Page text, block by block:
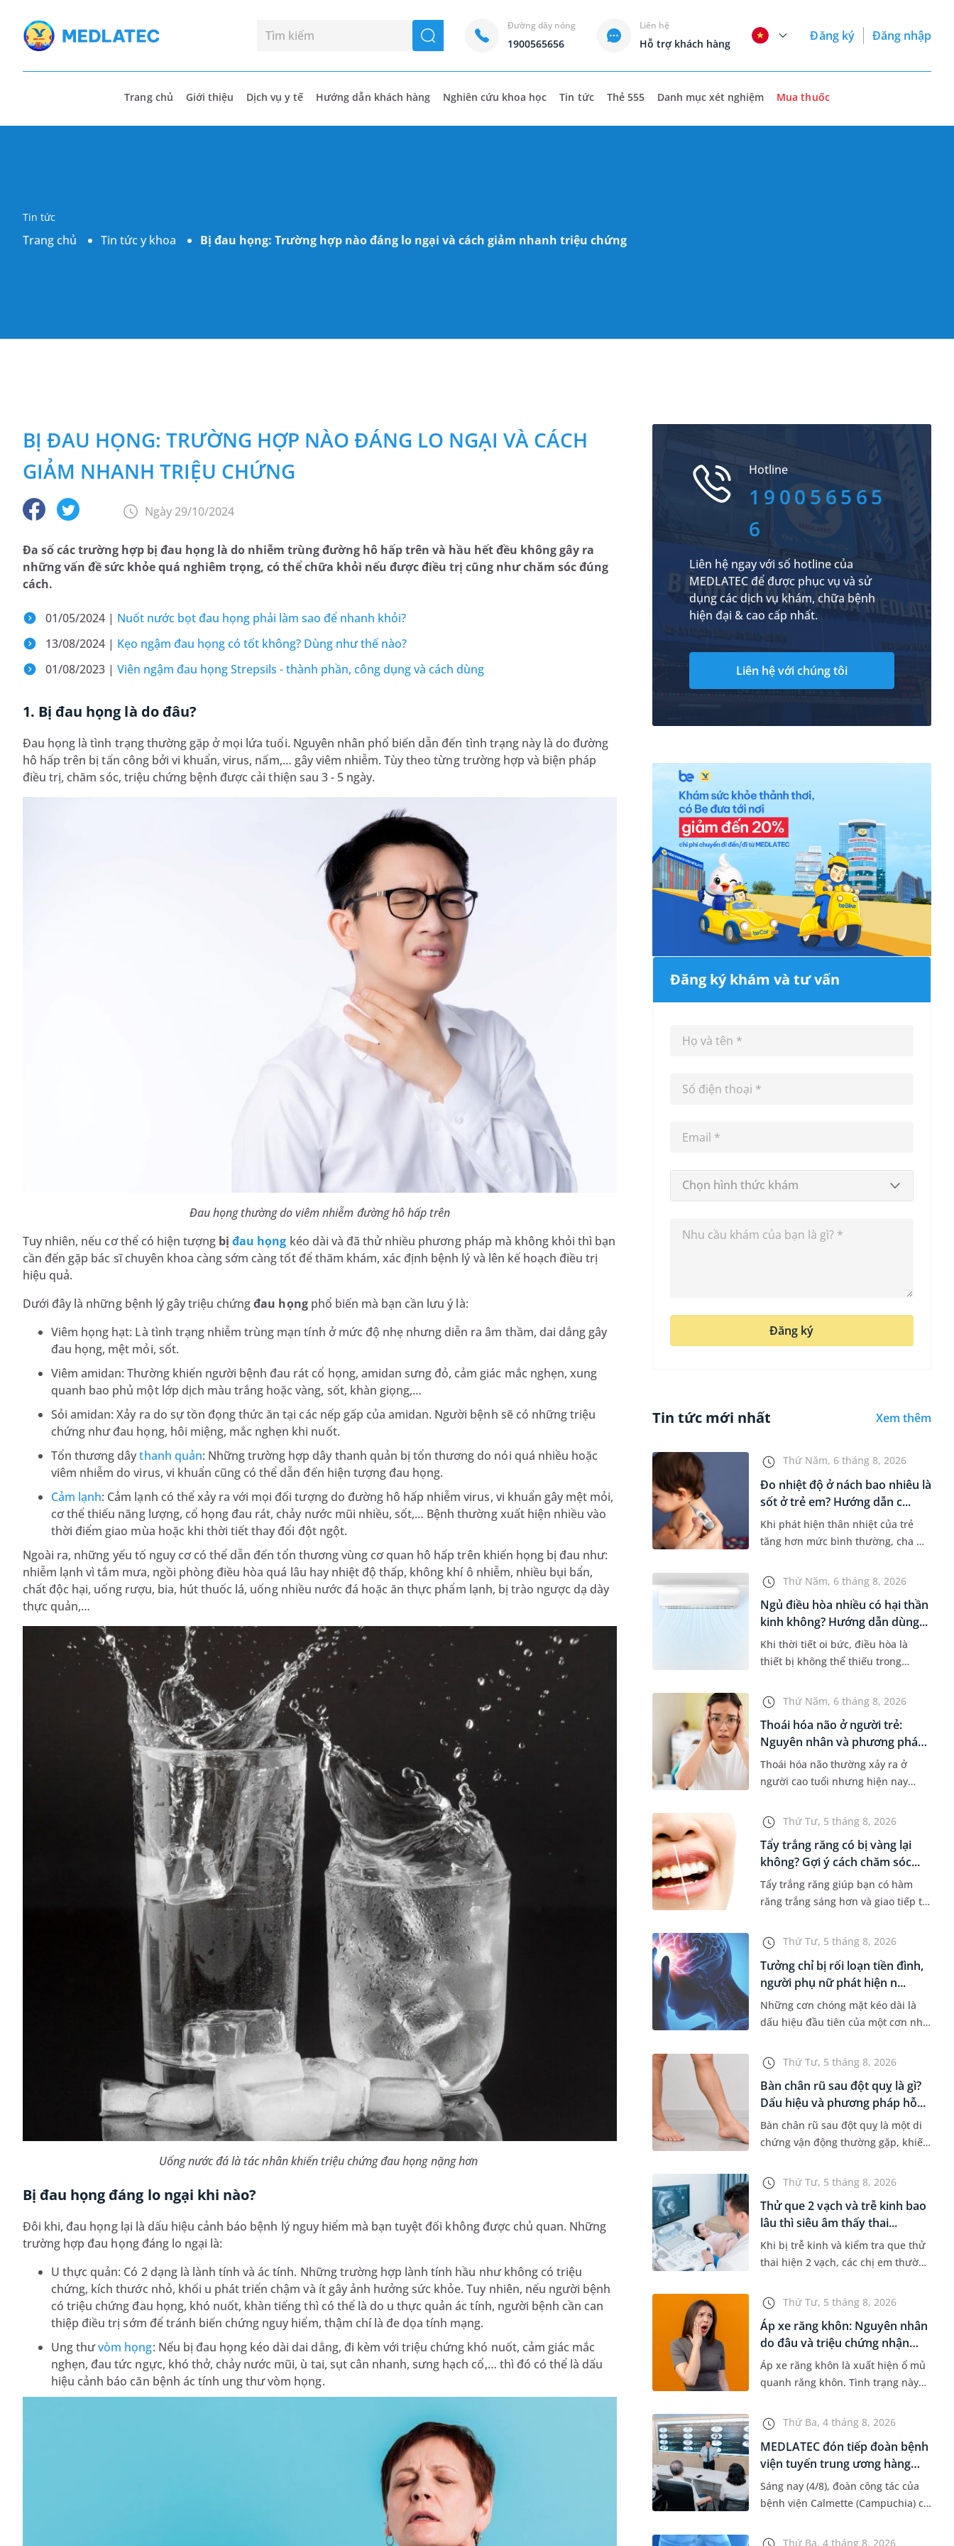
seach
Đường dây nóng
1900565656
Liên hệ
Hỗ trợ khách hàng
Đăng ký Đăng nhập
Trang chủ Giới thiệu Dịch vụ y tế Hướng dẫn khách hàng Nghiên cứu khoa học Tin tức Thẻ 555 Danh mục xét nghiệm Mua thuốc
Tin tức
Trang chủ Tin tức y khoa Bị đau họng: Trường hợp nào đáng lo ngại và cách giảm nhanh triệu chứng
BỊ ĐAU HỌNG: TRƯỜNG HỢP NÀO ĐÁNG LO NGẠI VÀ CÁCH
GIẢM NHANH TRIỆU CHỨNG
Ngày 29/10/2024
Đa số các trường hợp bị đau họng là do nhiễm trùng đường hô hấp trên và hầu hết đều không gây ra
những vấn đề sức khỏe quá nghiêm trọng, có thể chữa khỏi nếu được điều trị cũng như chăm sóc đúng
cách.
01/05/2024 | Nuốt nước bọt đau họng phải làm sao để nhanh khỏi?
13/08/2024 | Kẹo ngậm đau họng có tốt không? Dùng như thế nào?
01/08/2023 | Viên ngậm đau họng Strepsils - thành phần, công dụng và cách dùng
1. Bị đau họng là do đâu?
Đau họng là tình trạng thường gặp ở mọi lứa tuổi. Nguyên nhân phổ biến dẫn đến tình trạng này là do đường
hô hấp trên bị tấn công bởi vi khuẩn, virus, nấm,… gây viêm nhiễm. Tùy theo từng trường hợp và biện pháp
điều trị, chăm sóc, triệu chứng bệnh được cải thiện sau 3 - 5 ngày.
Đau họng thường do viêm nhiễm đường hô hấp trên
Tuy nhiên, nếu cơ thể có hiện tượng bịđau họng kéo dài và đã thử nhiều phương pháp mà không khỏi thì bạn
cần đến gặp bác sĩ chuyên khoa càng sớm càng tốt để thăm khám, xác định bệnh lý và lên kế hoạch điều trị
hiệu quả.
Dưới đây là những bệnh lý gây triệu chứngđau họng phổ biến mà bạn cần lưu ý là:
Viêm họng hạt: Là tình trạng nhiễm trùng mạn tính ở mức độ nhẹ nhưng diễn ra âm thầm, dai dẳng gây
đau họng, mệt mỏi, sốt.
Viêm amidan: Thường khiến người bệnh đau rát cổ họng, amidan sưng đỏ, cảm giác mắc nghẹn, xung
quanh bao phủ một lớp dịch màu trắng hoặc vàng, sốt, khàn giọng,…
Sỏi amidan: Xảy ra do sự tồn đọng thức ăn tại các nếp gấp của amidan. Người bệnh sẽ có những triệu
chứng như đau họng, hôi miệng, mắc nghẹn khi nuốt.
Tổn thương dâythanh quản: Những trường hợp dây thanh quản bị tổn thương do nói quá nhiều hoặc
viêm nhiễm do virus, vi khuẩn cũng có thể dẫn đến hiện tượng đau họng.
Cảm lạnh: Cảm lạnh có thể xảy ra với mọi đối tượng do đường hô hấp nhiễm virus, vi khuẩn gây mệt mỏi,
cơ thể thiếu năng lượng, cổ họng đau rát, chảy nước mũi nhiều, sốt,… Bệnh thường xuất hiện nhiều vào
thời điểm giao mùa hoặc khi thời tiết thay đổi đột ngột.
Ngoài ra, những yếu tố nguy cơ có thể dẫn đến tổn thương vùng cơ quan hô hấp trên khiến họng bị đau như:
nhiễm lạnh vì tắm mưa, ngồi phòng điều hòa quá lâu hay nhiệt độ thấp, không khí ô nhiễm, nhiều bụi bẩn,
chất độc hại, uống rượu, bia, hút thuốc lá, uống nhiều nước đá hoặc ăn thực phẩm lạnh, bị trào ngược dạ dày
thực quản,…
Uống nước đá là tác nhân khiến triệu chứng đau họng nặng hơn
Bị đau họng đáng lo ngại khi nào?
Đôi khi, đau họng lại là dấu hiệu cảnh báo bệnh lý nguy hiểm mà bạn tuyệt đối không được chủ quan. Những
trường hợp đau họng đáng lo ngại là:
U thực quản: Có 2 dạng là lành tính và ác tính. Những trường hợp lành tính hầu như không có triệu
chứng, kích thước nhỏ, khối u phát triển chậm và ít gây ảnh hưởng sức khỏe. Tuy nhiên, nếu người bệnh
có triệu chứng đau họng, khó nuốt, khàn tiếng thì có thể là do u thực quản ác tính, người bệnh cần can
thiệp điều trị sớm để tránh biến chứng nguy hiểm, thậm chí là đe dọa tính mạng.
Ung thưvòm họng: Nếu bị đau họng kéo dài dai dẳng, đi kèm với triệu chứng khó nuốt, cảm giác mắc
nghẹn, đau tức ngực, khó thở, chảy nước mũi, ù tai, sụt cân nhanh, sưng hạch cổ,… thì đó có thể là dấu
hiệu cảnh báo căn bệnh ác tính ung thư vòm họng.
Hotline
190056565
6
Liên hệ ngay với số hotline của
MEDLATEC để được phục vụ và sử
dụng các dịch vụ khám, chữa bệnh
hiện đại & cao cấp nhất.
Liên hệ với chúng tôi
Đăng ký khám và tư vấn
Chọn hình thức khám
Đăng ký
Tin tức mới nhất Xem thêm
Thứ Năm, 6 tháng 8, 2026
Đo nhiệt độ ở nách bao nhiêu là
sốt ở trẻ em? Hướng dẫn c...
Khi phát hiện thân nhiệt của trẻ
tăng hơn mức bình thường, cha mẹ
Tuy nhiên, không phải ai cũng biết
đo nhiệt độ ở nách bao...
Thứ Năm, 6 tháng 8, 2026
Ngủ điều hòa nhiều có hại thần
kinh không? Hướng dẫn dùng...
Khi thời tiết oi bức, điều hòa là
thiết bị không thể thiếu trong
người lo ngại rằng việc ngủ trong
phòng điều hòa mỗi đêm có...
Thứ Năm, 6 tháng 8, 2026
Thoái hóa não ở người trẻ:
Nguyên nhân và phương pháp
điề...
Thoái hóa não thường xảy ra ở
người cao tuổi nhưng hiện nay
tố như căng thẳng kéo dài, lối sống
thiếu lành mạnh, bệnh lý th...
Thứ Tư, 5 tháng 8, 2026
Tẩy trắng răng có bị vàng lại
không? Gợi ý cách chăm sóc...
Tẩy trắng răng giúp bạn có hàm
răng trắng sáng hơn và giao tiếp tự
băn khoăn về tình trạng răng bị
vàng ố, xỉn màu sau kh...
Thứ Tư, 5 tháng 8, 2026
Tưởng chỉ bị rối loạn tiền đình,
người phụ nữ phát hiện n...
Những cơn chóng mặt kéo dài là
dấu hiệu đầu tiên của một cơn nhồi
hề hay biết. Tại BVĐK MEDLATEC,
chiến lược chẩn đoán chính...
Thứ Tư, 5 tháng 8, 2026
Bàn chân rũ sau đột quỵ là gì?
Dấu hiệu và phương pháp hỗ...
Bàn chân rũ sau đột quỵ là một di
chứng vận động thường gặp, khiến
đi lại, làm tăng nguy cơ vấp ngã và
ảnh hưởng đến khả năn...
Thứ Tư, 5 tháng 8, 2026
Thử que 2 vạch và trễ kinh bao
lâu thì siêu âm thấy thai...
Khi bị trễ kinh và kiểm tra que thử
thai hiện 2 vạch, các chị em thường
để được nhìn thấy thai nhi. Nhưng
liệu siêu âm sớm n...
Thứ Tư, 5 tháng 8, 2026
Áp xe răng khôn: Nguyên nhân
do đâu và triệu chứng nhận
biết
Áp xe răng khôn là xuất hiện ổ mủ
quanh răng khôn. Tình trạng này
trọng, đặc biệt gây ảnh hưởng lớn
đến răng số 7. Bài viết...
Thứ Ba, 4 tháng 8, 2026
MEDLATEC đón tiếp đoàn bệnh
viện tuyến trung ương hàng
đầ...
Sáng nay (4/8), đoàn công tác của
bệnh viện Calmette (Campuchia) có
việc tại Hệ thống Y tế MEDLATEC.
Thứ Ba, 4 tháng 8, 2026